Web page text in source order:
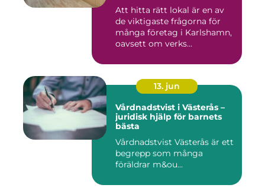
Att hitta rätt lokal är en av
de viktigaste frågorna för
många företag i Karlshamn,
oavsett om verks...
13. jun
Vårdnadstvist i Västerås –
juridisk hjälp för barnets
bästa
Vårdnadstvist Västerås är ett
begrepp som många
föräldrar m&ou...